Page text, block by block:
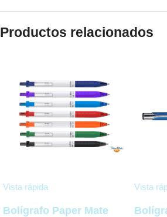
Productos relacionados
Vista rápida
Bolígrafo Paper Mate
Vista